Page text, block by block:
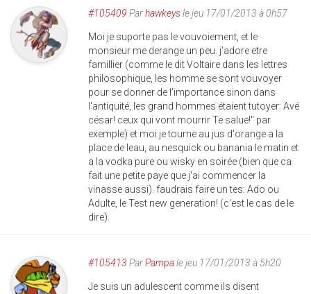
#105409 Parhawkeysle jeu 17/01/2013 à 0h57
Moi je suporte pas le vouvoiement, et le
monsieur me derange un peu. j'adore etre
famillier (comme le dit Voltaire dans les lettres
philosophique, les homme se sont vouvoyer
pour se donner de l'importance sinon dans
l'antiquité, les grand hommes étaient tutoyer: Avé
césar! ceux qui vont mourrir Te salue!" par
exemple) et moi je tourne au jus d'orange a la
place de leau, au nesquick ou banania le matin et
a la vodka pure ou wisky en soirée (bien que ca
fait une petite paye que j'ai commencer la
vinasse aussi). faudrais faire un tes: Ado ou
Adulte, le Test new generation! (c'est le cas de le
dire).
#105413 ParPampale jeu 17/01/2013 à 5h20
Je suis un adulescent comme ils disent